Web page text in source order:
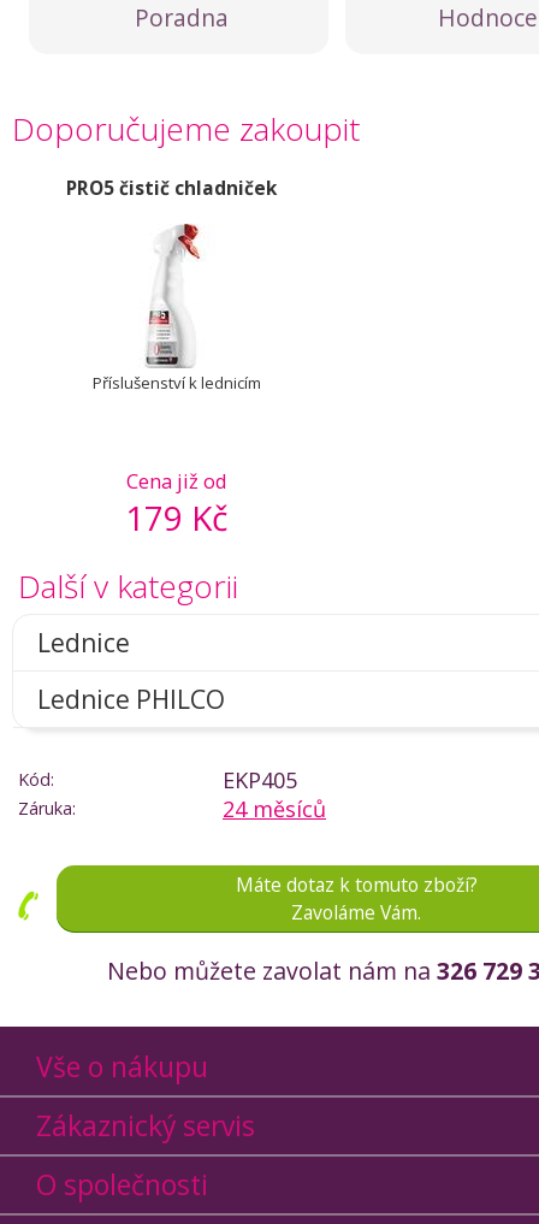
Poradna
Doporučujeme zakoupit
PRO5 čistič chladniček
Cena již od
179 Kč
Příslušenství k lednicím
Další v kategorii
Lednice
Lednice PHILCO
Kód: EKP405
Záruka: 24 měsíců
Máte dotaz k tomuto zboží?
Zavoláme Vám.
Nebo můžete zavolat nám na 326 729
Vše o nákupu
Zákaznický servis
O společnosti